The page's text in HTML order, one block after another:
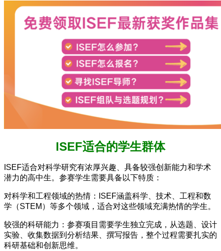
ISEF适合的学生群体
ISEF适合对科学研究有浓厚兴趣、具备较强创新能力和学术
潜力的高中生。参赛学生需要具备以下特质：
对科学和工程领域的热情：ISEF涵盖科学、技术、工程和数
学（STEM）等多个领域，适合对这些领域充满热情的学生。
较强的科研能力：参赛项目需要学生独立完成，从选题、设计
实验、收集数据到分析结果、撰写报告，整个过程需要扎实的
科研基础和创新思维。